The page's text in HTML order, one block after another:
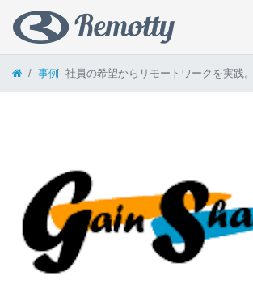
コンテンツへスキップ
事例 社員の希望からリモートワークを実践